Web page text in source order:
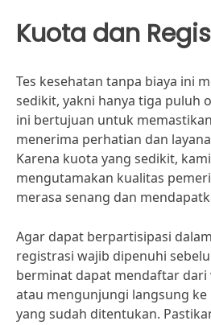
Kuota dan
Tes kesehatan tanpa biaya ini
sedikit, yakni hanya tiga puluh
ini bertujuan untuk
menerima perhatian dan
Karena kuota yang sedikit,
mengutamakan kualitas
merasa senang dan
Agar dapat berpartisipasi
registrasi wajib dipenuhi
berminat dapat mendaftar dari
atau mengunjungi langsung
yang sudah ditentukan.